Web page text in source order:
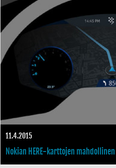
11.4.2015
Nokian HERE-karttojen